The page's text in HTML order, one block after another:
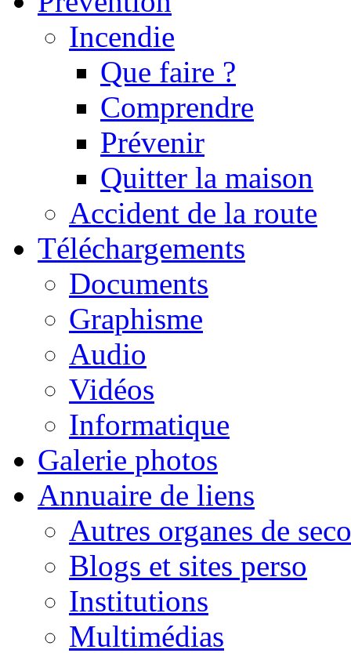
Incendie
Que faire ?
Comprendre
Prévenir
Quitter la maison
Accident de la route
Téléchargements
Documents
Graphisme
Audio
Vidéos
Informatique
Galerie photos
Annuaire de liens
Autres organes de
Blogs et sites perso
Institutions
Multimédias